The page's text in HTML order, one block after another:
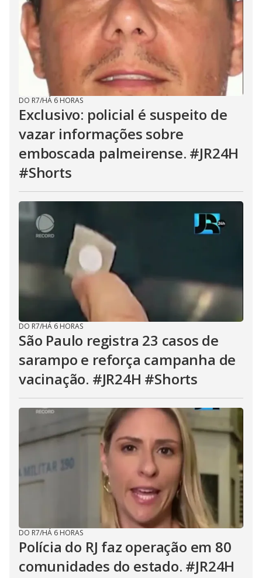
DO R7/HÁ 6 HORAS
Exclusivo: policial é suspeito de
vazar informações sobre
emboscada palmeirense. #JR24H
#Shorts
DO R7/HÁ 6 HORAS
São Paulo registra 23 casos de
sarampo e reforça campanha de
vacinação. #JR24H #Shorts
DO R7/HÁ 6 HORAS
Polícia do RJ faz operação em 80
comunidades do estado. #JR24H